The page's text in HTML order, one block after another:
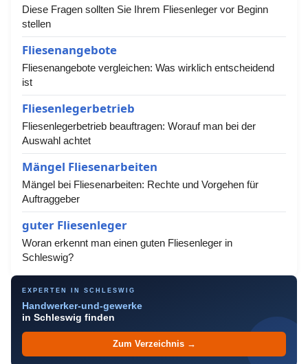
Diese Fragen sollten Sie Ihrem Fliesenleger vor Beginn
stellen
Fliesenangebote
Fliesenangebote vergleichen: Was wirklich entscheidend
ist
Fliesenlegerbetrieb
Fliesenlegerbetrieb beauftragen: Worauf man bei der
Auswahl achtet
Mängel Fliesenarbeiten
Mängel bei Fliesenarbeiten: Rechte und Vorgehen für
Auftraggeber
guter Fliesenleger
Woran erkennt man einen guten Fliesenleger in
Schleswig?
EXPERTEN IN SCHLESWIG
Handwerker-und-gewerke
in Schleswig finden
Zum Verzeichnis →